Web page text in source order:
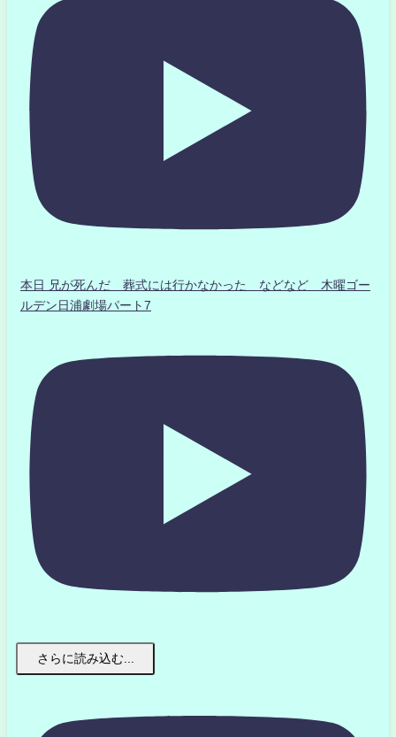
本日 兄が死んだ 葬式には行かなかった などなど 木曜ゴー
ルデン日浦劇場パート7
さらに読み込む...